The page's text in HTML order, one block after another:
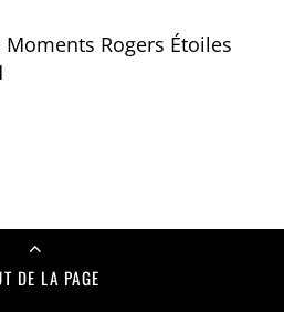
Moments Rogers Étoiles
DE LA PAGE